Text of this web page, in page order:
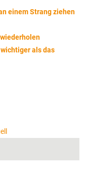
einem Strang ziehen
als das